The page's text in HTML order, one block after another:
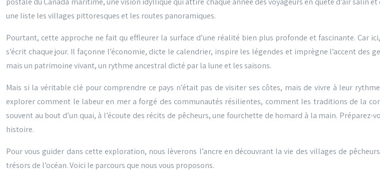
une liste les villages pittoresques et les routes panoramiques.
Pourtant, cette approche ne fait qu effleurer la surface d’une réalité bien plus profonde et fascinante. Car
s’écrit chaque jour. Il façonne l’économie, dicte le calendrier, inspire les légendes et imprègne l’accent
mais un patrimoine vivant, un rythme ancestral dicté par la lune et les saisons.
Mais si la véritable clé pour comprendre ce pays n’était pas de visiter ses côtes, mais de vivre à leur
explorer comment le labeur en mer a forgé des communautés résilientes, comment les traditions de la
souvent au bout d’un quai, à l’écoute des récits de pêcheurs, une fourchette de homard à la main.
histoire.
Pour vous guider dans cette exploration, nous lèverons l’ancre en découvrant la vie des villages de
trésors de l’océan. Voici le parcours que nous vous proposons.